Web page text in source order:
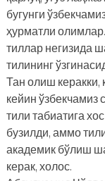
бугунги
ҳурматли
тиллар негизида
тилининг
Тан олиш керакки,
кейин ўзбекчамиз
тили табиатига
бузилди, аммо
академик бўлиш
керак, холос.